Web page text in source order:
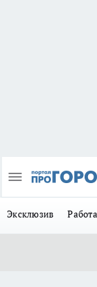
Эксклюзив